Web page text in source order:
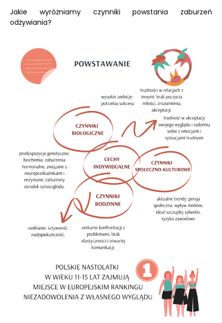
Jakie wyróżniamy czynniki powstania zaburzeń
odżywiania?